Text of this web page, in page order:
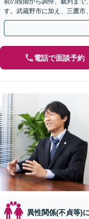
す。武蔵野市に加え、三鷹市
にお住まいの方は、ぜひ当事
電話で面談予約
異性関係(不貞等)